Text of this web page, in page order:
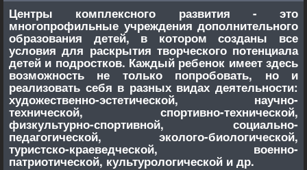
Центры комплексного развития - это
многопрофильные учреждения дополнительного
образования детей, в котором созданы все
условия для раскрытия творческого потенциала
детей и подростков. Каждый ребенок имеет здесь
возможность не только попробовать, но и
реализовать себя в разных видах деятельности:
художественно-эстетической, научно-
технической, спортивно-технической,
физкультурно-спортивной, социально-
педагогической, эколого-биологической,
туристско-краеведческой, военно-
патриотической, культурологической и др.